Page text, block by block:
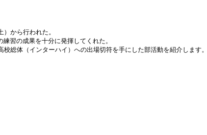
から行われた。
習の成果を十分に発揮してくれた。
総体（インターハイ）への出場切符を手にした部活動を紹介します。